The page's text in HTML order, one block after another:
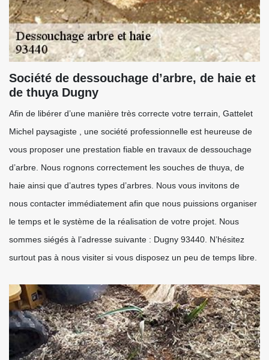
Société de dessouchage d’arbre, de haie et
de thuya Dugny
Afin de libérer d’une manière très correcte votre terrain, Gattelet
Michel paysagiste , une société professionnelle est heureuse de
vous proposer une prestation fiable en travaux de dessouchage
d’arbre. Nous rognons correctement les souches de thuya, de
haie ainsi que d’autres types d’arbres. Nous vous invitons de
nous contacter immédiatement afin que nous puissions organiser
le temps et le système de la réalisation de votre projet. Nous
sommes siégés à l’adresse suivante : Dugny 93440. N’hésitez
surtout pas à nous visiter si vous disposez un peu de temps libre.